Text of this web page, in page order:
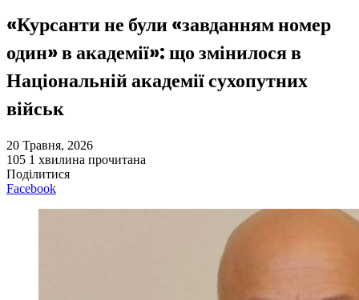
«Курсанти не були «завданням номер
один» в академії»: що змінилося в
Національній академії сухопутних
військ
20 Травня, 2026
105 1 хвилина прочитана
Поділитися
Facebook